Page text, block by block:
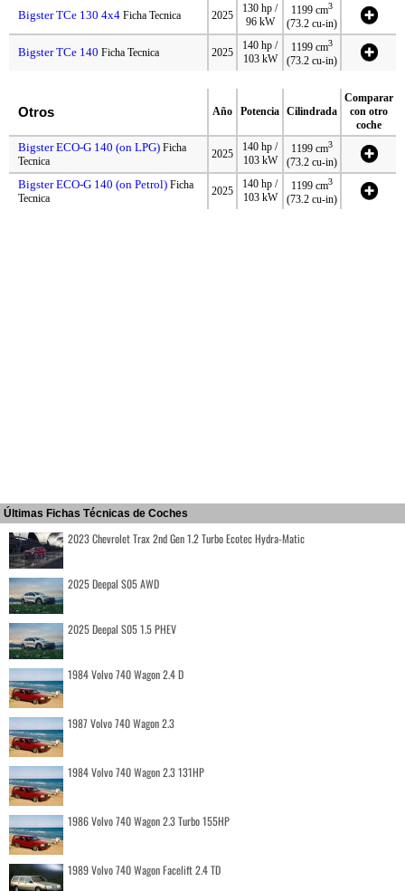
Bigster TCe 130 4x4 Ficha Tecnica 2025
130 hp /
96 kW
1199 cm3
(73.2 cu-in)
Bigster TCe 140 Ficha Tecnica 2025
140 hp /
103 kW
1199 cm3
(73.2 cu-in)
Otros Año Potencia Cilindrada
Comparar
con otro
coche
Bigster ECO-G 140 (on LPG) Ficha
Tecnica
2025
140 hp /
103 kW
1199 cm3
(73.2 cu-in)
Bigster ECO-G 140 (on Petrol) Ficha
Tecnica
2025
140 hp /
103 kW
1199 cm3
(73.2 cu-in)
Últimas Fichas Técnicas de Coches
2023 Chevrolet Trax 2nd Gen 1.2 Turbo Ecotec Hydra-Matic
2025 Deepal S05 AWD
2025 Deepal S05 1.5 PHEV
1984 Volvo 740 Wagon 2.4 D
1987 Volvo 740 Wagon 2.3
1984 Volvo 740 Wagon 2.3 131HP
1986 Volvo 740 Wagon 2.3 Turbo 155HP
1989 Volvo 740 Wagon Facelift 2.4 TD